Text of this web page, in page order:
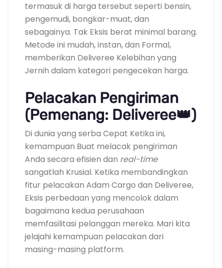
termasuk di harga tersebut seperti bensin,
pengemudi, bongkar-muat, dan
sebagainya. Tak Eksis berat minimal barang.
Metode ini mudah, instan, dan Formal,
memberikan Deliveree Kelebihan yang
Jernih dalam kategori pengecekan harga.
Pelacakan Pengiriman
(Pemenang: Deliveree👑)
Di dunia yang serba Cepat Ketika ini,
kemampuan Buat melacak pengiriman
Anda secara efisien dan real-time
sangatlah Krusial. Ketika membandingkan
fitur pelacakan Adam Cargo dan Deliveree,
Eksis perbedaan yang mencolok dalam
bagaimana kedua perusahaan
memfasilitasi pelanggan mereka. Mari kita
jelajahi kemampuan pelacakan dari
masing-masing platform.